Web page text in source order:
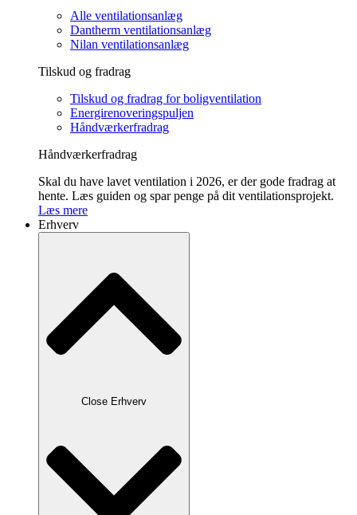
Alle ventilationsanlæg
Dantherm ventilationsanlæg
Nilan ventilationsanlæg
Tilskud og fradrag
Tilskud og fradrag for boligventilation
Energirenoveringspuljen
Håndværkerfradrag
Håndværkerfradrag
Skal du have lavet ventilation i 2026, er der gode fradrag at
hente. Læs guiden og spar penge på dit ventilationsprojekt.
Læs mere
Erhverv
Close Erhverv